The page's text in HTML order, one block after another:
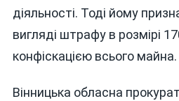
діяльності. Тоді йому
вигляді штрафу в розмірі
конфіскацією всього майна.
Вінницька обласна